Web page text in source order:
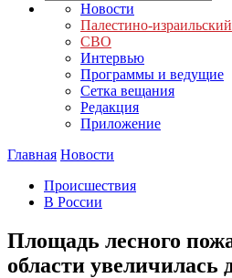
Новости
Палестино-
СВО
Интервью
Программы и ведущие
Сетка вещания
Редакция
Приложение
Главная Новости
Происшествия
В России
Площадь лесного
области увеличилась